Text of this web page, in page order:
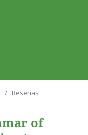
/ Reseñas
of